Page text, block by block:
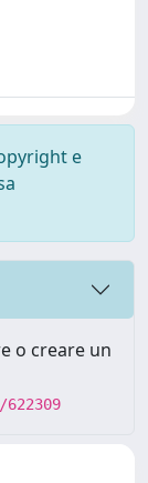
e
o creare un